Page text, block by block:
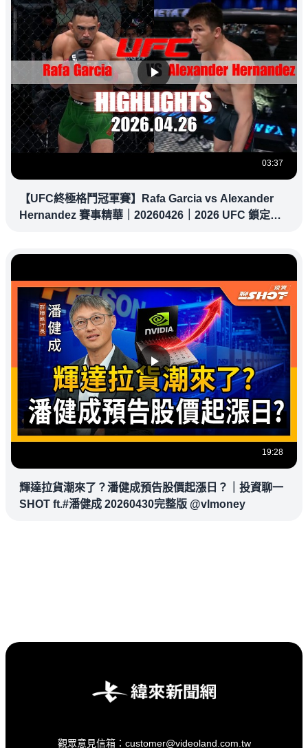
03:37
【UFC終極格鬥冠軍賽】Rafa Garcia vs Alexander
Hernandez 賽事精華｜20260426｜2026 UFC 鎖定緯
19:28
輝達拉貨潮來了？潘健成預告股價起漲日？｜投資聊一
SHOT ft.#潘健成 20260430完整版 @vlmoney
觀眾意見信箱：customer@videoland.com.tw